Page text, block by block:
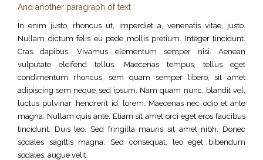
And another paragraph of text
In enim justo, rhoncus ut, imperdiet a, venenatis vitae, justo.
Nullam dictum felis eu pede mollis pretium. Integer tincidunt.
Cras dapibus. Vivamus elementum semper nisi. Aenean
vulputate eleifend tellus. Maecenas tempus, tellus eget
condimentum rhoncus, sem quam semper libero, sit amet
adipiscing sem neque sed ipsum. Nam quam nunc, blandit vel,
luctus pulvinar, hendrerit id, lorem. Maecenas nec odio et ante
magna. Nullam quis ante. Etiam sit amet orci eget eros faucibus
tincidunt. Duis leo. Sed fringilla mauris sit amet nibh. Donec
sodales sagittis magna. Sed consequat, leo eget bibendum
sodales, augue velit.